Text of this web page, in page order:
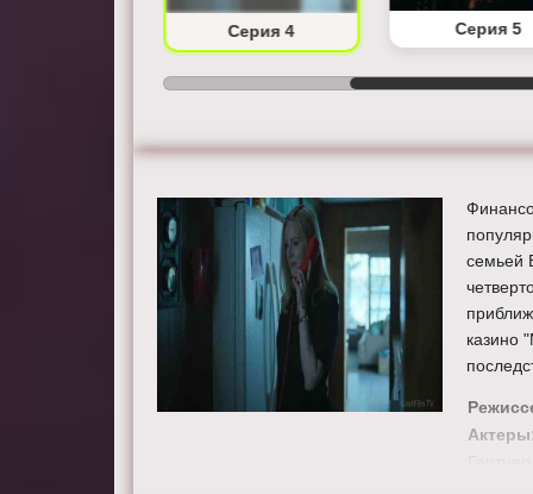
Серия 4 Серия 5
семьей
казино